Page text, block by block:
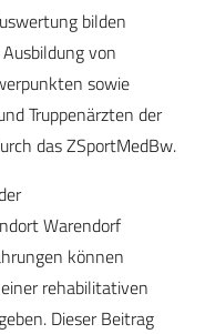
bilden
von
sowie
Truppenärzten der
das ZSportMedBw.
Warendorf
können
rehabilitativen
Dieser Beitrag